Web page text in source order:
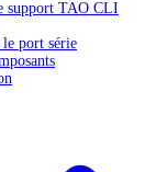
support TAO CLI
port série